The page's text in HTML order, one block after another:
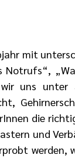
mit
Notrufs“,
uns unter
die
und